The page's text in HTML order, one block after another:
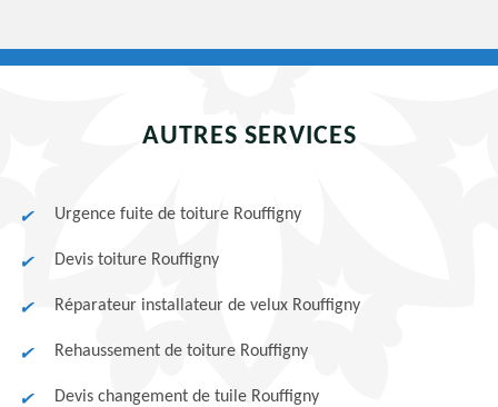
AUTRES SERVICES
Urgence fuite de toiture Rouffigny
Devis toiture Rouffigny
Réparateur installateur de velux Rouffigny
Rehaussement de toiture Rouffigny
Devis changement de tuile Rouffigny